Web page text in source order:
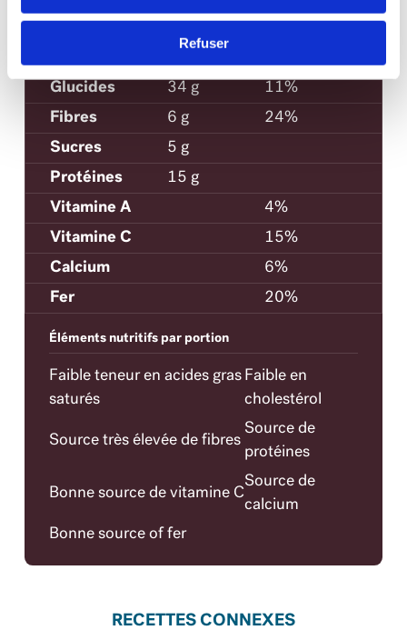
Refuser
Glucides
34 g
11%
Fibres
6 g
24%
Sucres
5 g
Protéines
15 g
Vitamine A
4%
Vitamine C
15%
Calcium
6%
Fer
20%
Éléments nutritifs par portion
Faible teneur en acides gras
saturés
Faible en
cholestérol
Source très élevée de fibres
Source de
protéines
Bonne source de vitamine C
Source de
calcium
Bonne source of fer
RECETTES CONNEXES